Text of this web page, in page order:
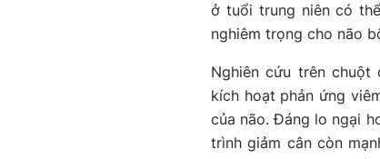
ở tuổi trung niên có
nghiêm trọng cho não
Nghiên cứu trên chuột
kích hoạt phản ứng
của não. Đáng lo ngại
trình giảm cân còn